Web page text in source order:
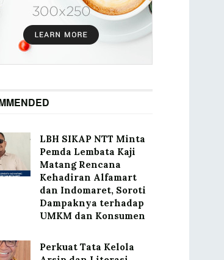
LBH SIKAP NTT Minta
Pemda Lembata Kaji
Matang Rencana
Kehadiran Alfamart
dan Indomaret, Soroti
Dampaknya terhadap
UMKM dan Konsumen
Perkuat Tata Kelola